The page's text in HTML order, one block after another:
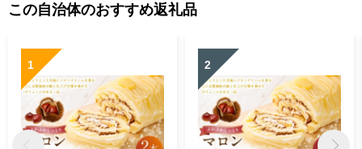
この自治体のおすすめ返礼品
1 2